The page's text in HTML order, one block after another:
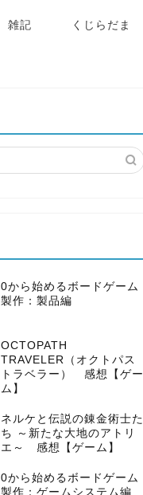
雑記 くじらだま
0から始めるボードゲーム
製作：製品編
OCTOPATH
TRAVELER（オクトパス
トラベラー） 感想【ゲー
ム】
ネルケと伝説の錬金術士た
ち ～新たな大地のアトリ
エ～ 感想【ゲーム】
0から始めるボードゲーム
製作：ゲームシステム編